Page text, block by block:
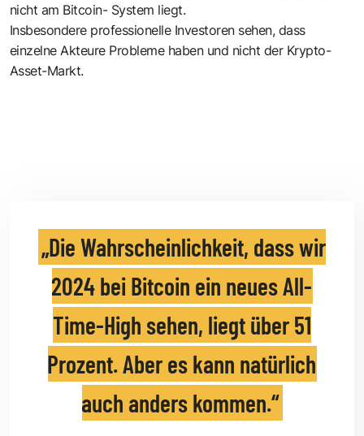
nicht am Bitcoin- System liegt.
Insbesondere professionelle Investoren sehen, dass
einzelne Akteure Probleme haben und nicht der Krypto-
Asset-Markt.
Die Wahrscheinlichkeit, dass wir
2024 bei Bitcoin ein neues All-
Time-High sehen, liegt über 51
Prozent. Aber es kann natürlich
auch anders kommen.